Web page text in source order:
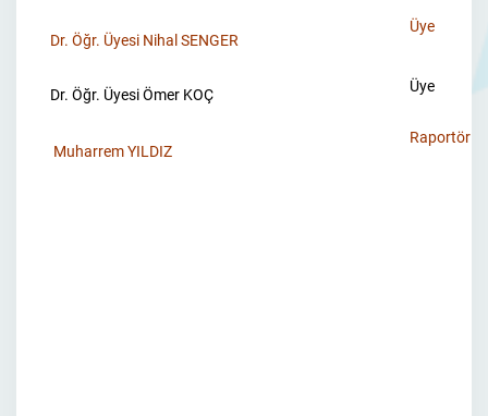
Dr. Öğr. Üyesi Nihal SENGER
Dr. Öğr. Üyesi Ömer KOÇ
Üye
Üye
Muharrem YILDIZ
Raportör